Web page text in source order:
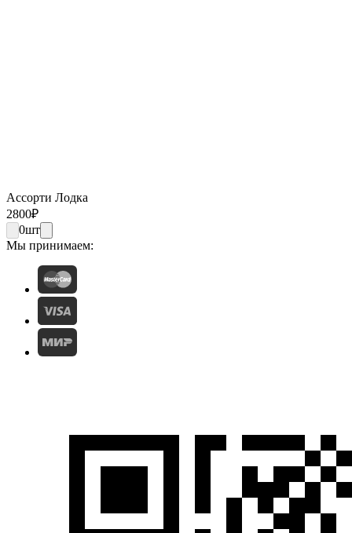
Ассорти Лодка
2800₽
0шт
Мы принимаем: